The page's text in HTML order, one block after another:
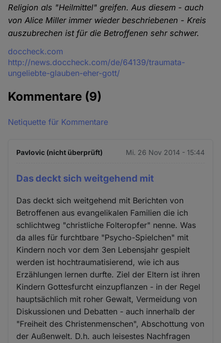
Religion als "Heilmittel" greifen. Aus diesem - auch
von Alice Miller immer wieder beschriebenen - Kreis
auszubrechen ist für die Betroffenen sehr schwer.
Quelle
doccheck.com
http://news.doccheck.com/de/64139/traumata-
ungeliebte-glauben-eher-gott/
Kommentare (9)
Netiquette für Kommentare
Pavlovic (nicht überprüft) Mi. 26 Nov 2014 - 15:44
Das deckt sich weitgehend mit
Das deckt sich weitgehend mit Berichten von
Betroffenen aus evangelikalen Familien die ich
schlichtweg "christliche Folteropfer" nenne. Was
da alles für furchtbare "Psycho-Spielchen" mit
Kindern noch vor dem 3en Lebensjahr gespielt
werden ist hochtraumatisierend, wie ich aus
Erzählungen lernen durfte. Ziel der Eltern ist ihren
Kindern Gottesfurcht einzupflanzen - in der Regel
hauptsächlich mit roher Gewalt, Vermeidung von
Diskussionen und Debatten - auch innerhalb der
"Freiheit des Christenmenschen", Abschottung von
der Außenwelt. D.h. auch leisestes Nachfragen